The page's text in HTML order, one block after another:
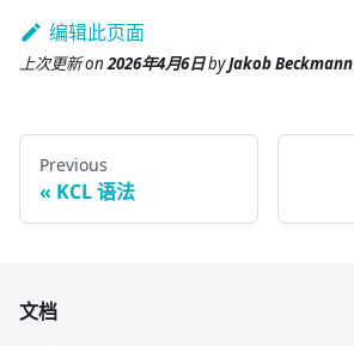
编辑此页面
上次更新on2026年4月6日byJakob Beckmann
Previous
KCL 语法
文档